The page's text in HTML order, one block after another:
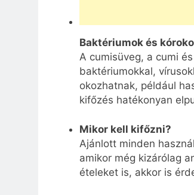
Baktériumok és
A cumisüveg, a cumi
baktériumokkal,
okozhatnak, például
kifőzés hatékonyan
Mikor kell kifőzni?
Ajánlott minden
amikor még kizárólag
ételeket is, akkor is